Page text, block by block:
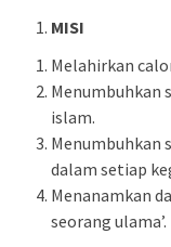
MISI
Melahirkan
Menumbuhkan
islam.
Menumbuhkan
dalam setiap
Menanamkan
seorang ulama’.